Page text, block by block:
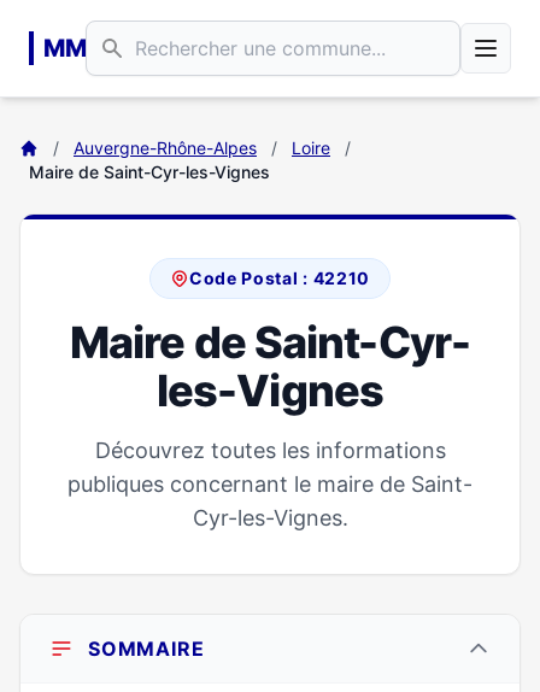
MM
/ Auvergne-Rhône-Alpes / Loire
/
Maire de Saint-Cyr-les-Vignes
Code Postal : 42210
Maire de Saint-Cyr-
les-Vignes
Découvrez toutes les informations
publiques concernant le maire de Saint-
Cyr-les-Vignes.
SOMMAIRE